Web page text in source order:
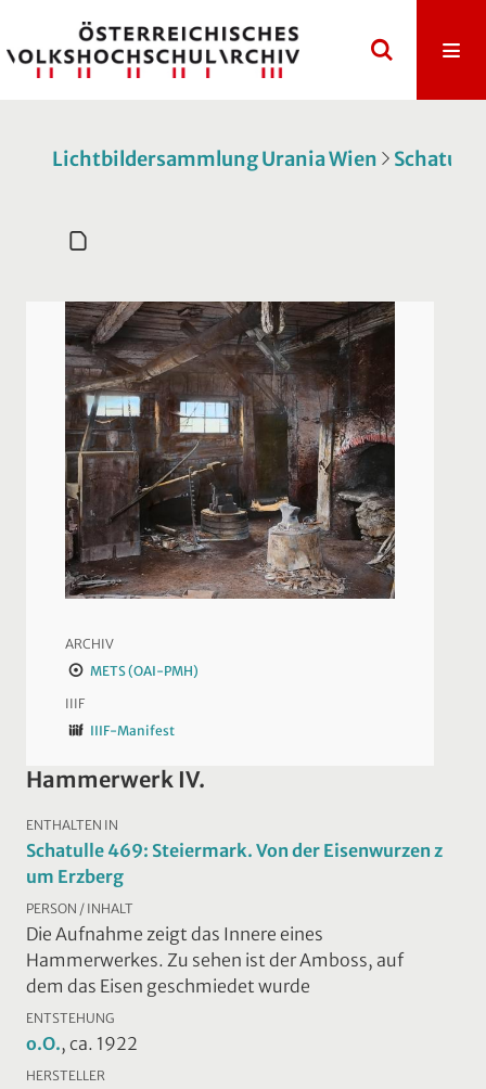
Lichtbildersammlung Urania Wien
ARCHIV
METS (OAI-PMH)
IIIF
IIIF-Manifest
Hammerwerk IV.
ENTHALTEN IN
Schatulle 469: Steiermark. Von der Eisenwurzen z
um Erzberg
PERSON / INHALT
Die Aufnahme zeigt das Innere eines
Hammerwerkes. Zu sehen ist der Amboss, auf
dem das Eisen geschmiedet wurde
ENTSTEHUNG
o.O., ca. 1922
HERSTELLER